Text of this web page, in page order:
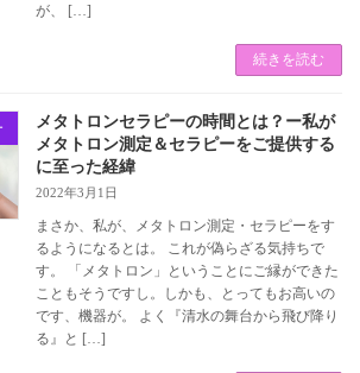
が、 […]
続きを読む
メタトロンセラピーの時間とは？ー私が
メタトロン測定＆セラピーをご提供する
に至った経緯
2022年3月1日
まさか、私が、メタトロン測定・セラピーをす
るようになるとは。 これが偽らざる気持ちで
す。 「メタトロン」ということにご縁ができた
こともそうですし。しかも、とってもお高いの
です、機器が。 よく『清水の舞台から飛び降り
る』と […]